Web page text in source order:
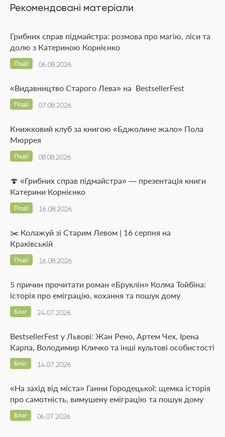
Рекомендовані матеріали
Грибних справ підмайстра: розмова про магію, ліси та
долю з Катериною Корнієнко
06.08.2026
Події
«Видавництво Старого Лева» на BestsellerFest
07.08.2026
Події
Книжковий клуб за книгою «Бджолине жало» Пола
Мюррея
08.08.2026
Події
🍄 «Грибних справ підмайстра» — презентація книги
Катерини Корнієнко
16.08.2026
Події
✂️ Колажуй зі Старим Левом | 16 серпня на
Краківській
16.08.2026
Події
5 причин прочитати роман «Бруклін» Колма Тойбіна:
історія про еміграцію, кохання та пошук дому
24.07.2026
Блог
BestsellerFest у Львові: Жан Рено, Артем Чех, Ірена
Карпа, Володимир Кличко та інші культові особистості
14.07.2026
Блог
«На захід від міста» Ганни Городецької: щемка історія
про самотність, вимушену еміграцію та пошук дому
06.07.2026
Блог